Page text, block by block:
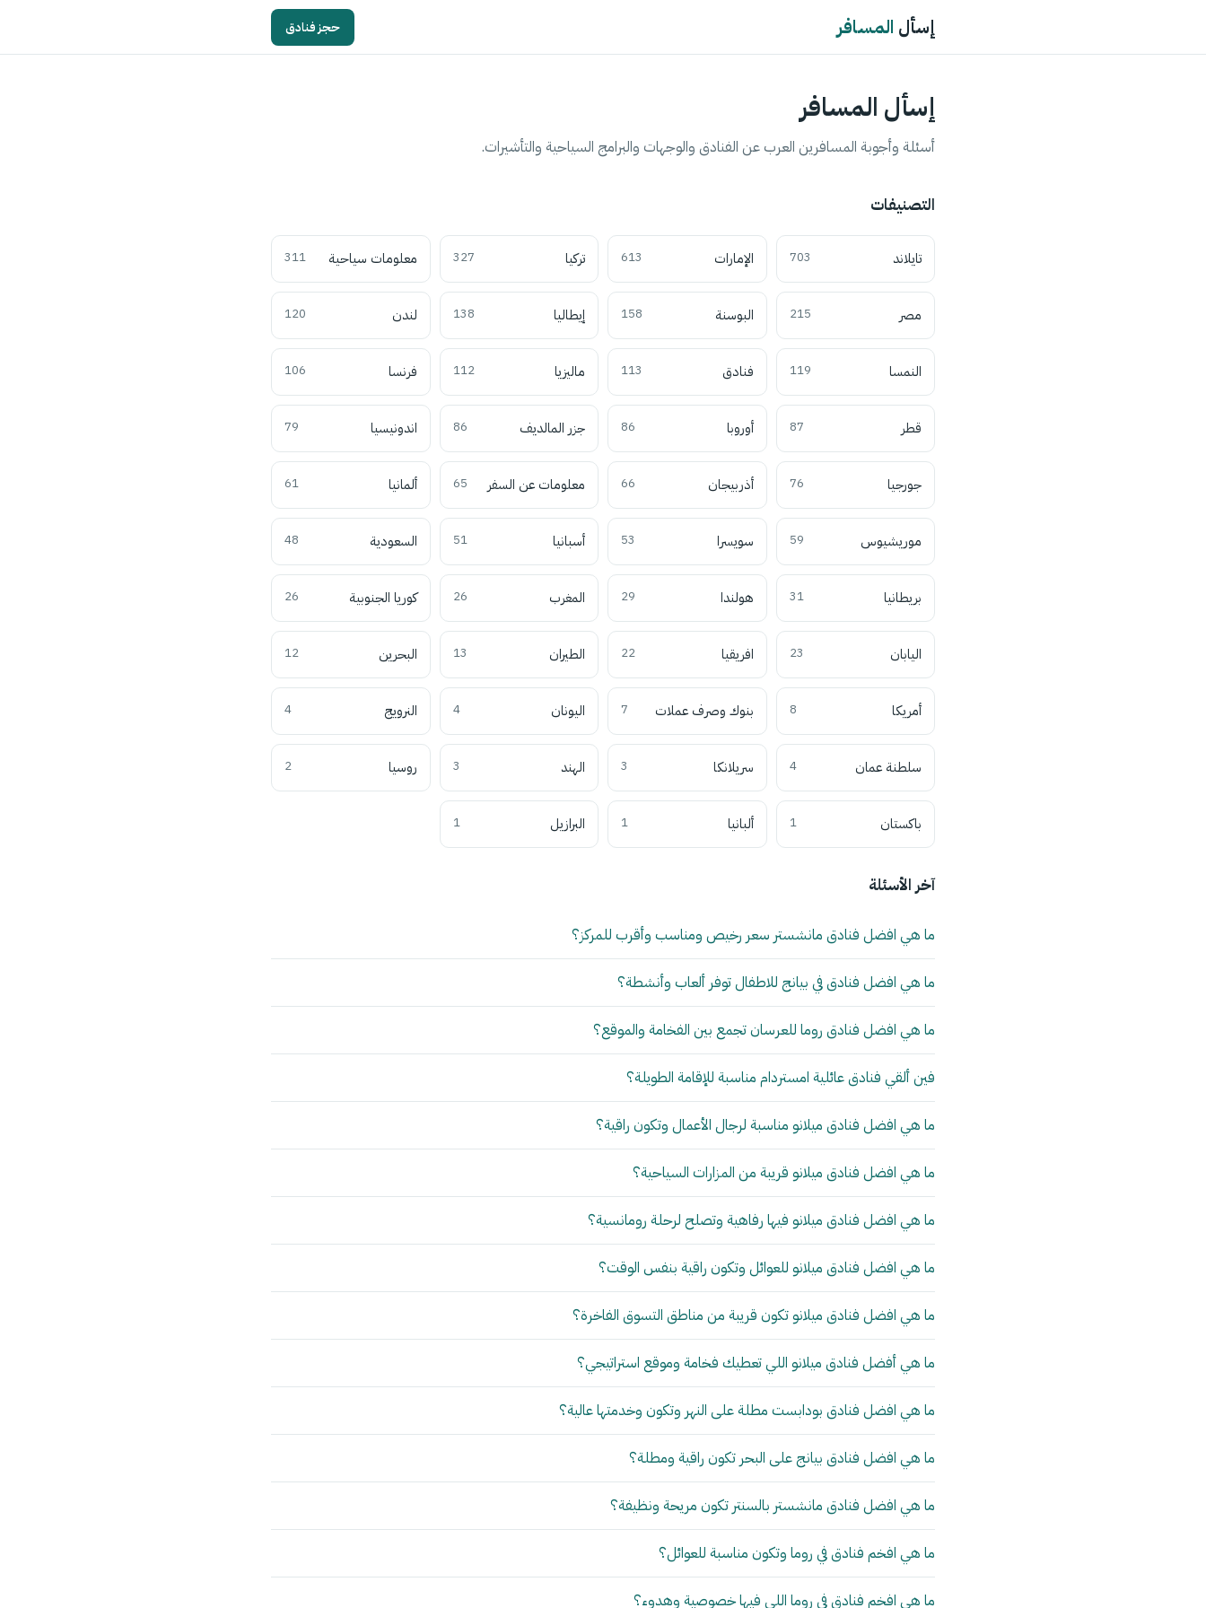
إسأل المسافر حجز فنادق
إسأل المسافر
أسئلة وأجوبة المسافرين العرب عن الفنادق والوجهات والبرامج السياحية والتأشيرات.
التصنيفات
تايلاند 703 الإمارات 613 تركيا 327 معلومات سياحية 311
مصر 215 البوسنة 158 إيطاليا 138 لندن 120
النمسا 119 فنادق 113 ماليزيا 112 فرنسا 106
قطر 87 أوروبا 86 جزر المالديف 86 اندونيسيا 79
جورجيا 76 أذربيجان 66 معلومات عن السفر 65 ألمانيا 61
موريشيوس 59 سويسرا 53 أسبانيا 51 السعودية 48
بريطانيا 31 هولندا 29 المغرب 26 كوريا الجنوبية 26
اليابان 23 افريقيا 22 الطيران 13 البحرين 12
أمريكا 8 بنوك وصرف عملات 7 اليونان 4 النرويج 4
سلطنة عمان 4 سريلانكا 3 الهند 3 روسيا 2
باكستان 1 ألبانيا 1 البرازيل 1
آخر الأسئلة
ما هي افضل فنادق مانشستر سعر رخيص ومناسب وأقرب للمركز؟
ما هي افضل فنادق في بيانج للاطفال توفر ألعاب وأنشطة؟
ما هي افضل فنادق روما للعرسان تجمع بين الفخامة والموقع؟
فين ألقي فنادق عائلية امستردام مناسبة للإقامة الطويلة؟
ما هي افضل فنادق ميلانو مناسبة لرجال الأعمال وتكون راقية؟
ما هي افضل فنادق ميلانو قريبة من المزارات السياحية؟
ما هي افضل فنادق ميلانو فيها رفاهية وتصلح لرحلة رومانسية؟
ما هي افضل فنادق ميلانو للعوائل وتكون راقية بنفس الوقت؟
ما هي افضل فنادق ميلانو تكون قريبة من مناطق التسوق الفاخرة؟
ما هي أفضل فنادق ميلانو اللي تعطيك فخامة وموقع استراتيجي؟
ما هي افضل فنادق بودابست مطلة على النهر وتكون وخدمتها عالية؟
ما هي افضل فنادق بيانج على البحر تكون راقية ومطلة؟
ما هي افضل فنادق مانشستر بالسنتر تكون مريحة ونظيفة؟
ما هي افخم فنادق في روما وتكون مناسبة للعوائل؟
ما هي افخم فنادق في روما اللي فيها خصوصية وهدوء؟